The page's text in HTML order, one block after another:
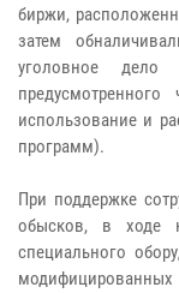
биржи,
затем
уголовное дело
использование и
программ).
При поддержке
обысков, в ходе
специального